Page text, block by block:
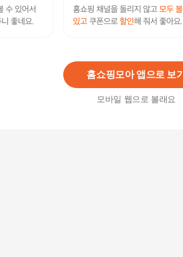
홈쇼핑모아 앱으로 보기
모바일 웹으로 볼래요
흡입 반려동물 미용기 진공 반